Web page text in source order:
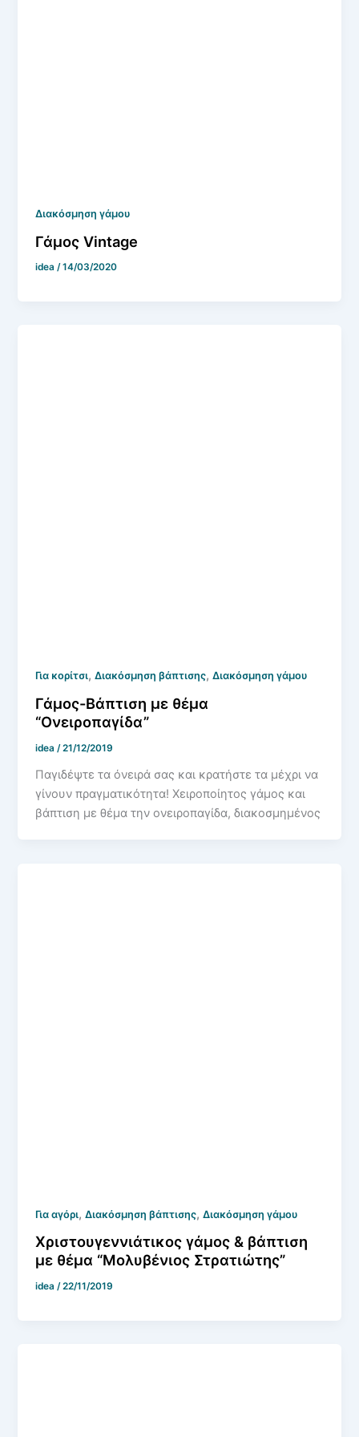
Διακόσμηση γάμου
Γάμος Vintage
idea/14/03/2020
Για κορίτσι,Διακόσμηση βάπτισης,Διακόσμηση γάμου
Γάμος-Βάπτιση με θέμα
“Ονειροπαγίδα”
idea /21/12/2019
Παγιδέψτε τα όνειρά σας και κρατήστε τα μέχρι να
γίνουν πραγματικότητα! Χειροποίητος γάμος και
βάπτιση με θέμα την ονειροπαγίδα, διακοσμημένος
Για αγόρι,Διακόσμηση βάπτισης,Διακόσμηση γάμου
Χριστουγεννιάτικος γάμος & βάπτιση
με θέμα “Μολυβένιος Στρατιώτης”
idea/22/11/2019